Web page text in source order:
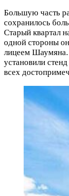
Большую часть
сохранилось
Старый квартал
одной стороны
лицеем Шаумяна.
установили
всех